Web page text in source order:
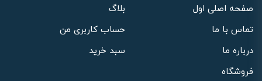
صفحه اصلی اول
بلاگ
تماس با ما
حساب کاربری من
درباره ما
سبد خرید
فروشگاه